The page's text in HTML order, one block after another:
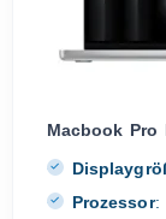
Macbook Pro
Prozessor: